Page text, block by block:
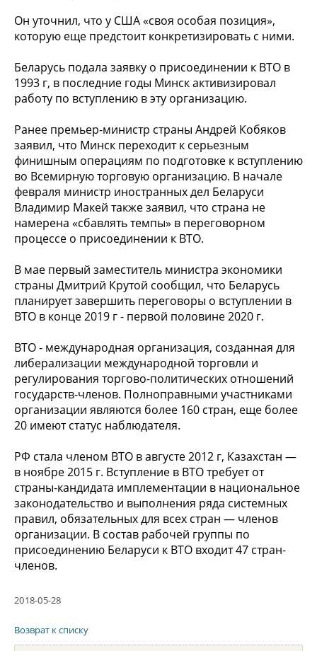
Он уточнил, что у США «своя особая позиция»,
которую еще предстоит конкретизировать с ними.
Беларусь подала заявку о присоединении к ВТО в
1993 г, в последние годы Минск активизировал
работу по вступлению в эту организацию.
Ранее премьер-министр страны Андрей Кобяков
заявил, что Минск переходит к серьезным
финишным операциям по подготовке к вступлению
во Всемирную торговую организацию. В начале
февраля министр иностранных дел Беларуси
Владимир Макей также заявил, что страна не
намерена «сбавлять темпы» в переговорном
процессе о присоединении к ВТО.
В мае первый заместитель министра экономики
страны Дмитрий Крутой сообщил, что Беларусь
планирует завершить переговоры о вступлении в
ВТО в конце 2019 г - первой половине 2020 г.
ВТО - международная организация, созданная для
либерализации международной торговли и
регулирования торгово-политических отношений
государств-членов. Полноправными участниками
организации являются более 160 стран, еще более
20 имеют статус наблюдателя.
РФ стала членом ВТО в августе 2012 г, Казахстан —
в ноябре 2015 г. Вступление в ВТО требует от
страны-кандидата имплементации в национальное
законодательство и выполнения ряда системных
правил, обязательных для всех стран — членов
организации. В состав рабочей группы по
присоединению Беларуси к ВТО входит 47 стран-
членов.
2018-05-28
Возврат к списку